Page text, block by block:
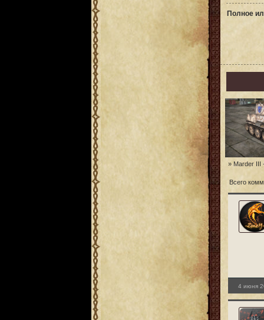
Полное
» Marder III
Всего
4 июня